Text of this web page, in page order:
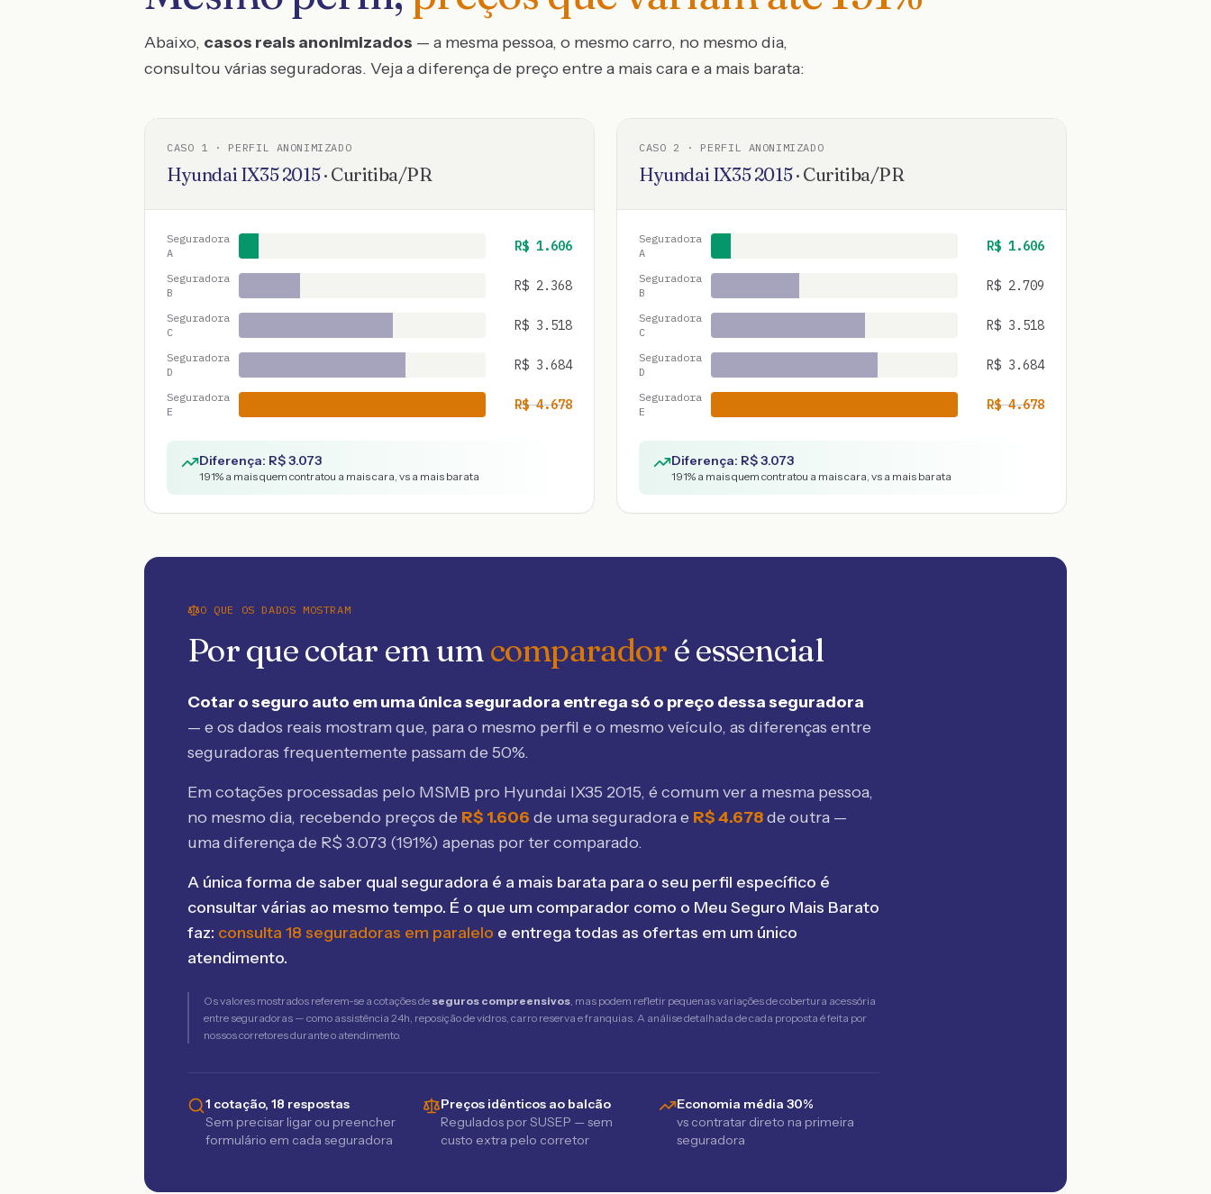
Abaixo, casos reais anonimizados — a mesma pessoa, o mesmo carro, no mesmo dia,
consultou várias seguradoras. Veja a diferença de preço entre a mais cara e a mais barata:
CASO 1 · PERFIL ANONIMIZADO
Hyundai IX352015· Curitiba/PR
Seguradora
A
R$ 1.606
Seguradora
B
R$ 2.368
Seguradora
C
R$ 3.518
Seguradora
D
R$ 3.684
Seguradora
E
R$4.678
Diferença: R$3.073
191% a mais quem contratou a mais cara, vs a mais barata
CASO 2 · PERFIL ANONIMIZADO
Hyundai IX352015· Curitiba/PR
Seguradora
A
R$ 1.606
Seguradora
B
R$ 2.709
Seguradora
C
R$ 3.518
Seguradora
D
R$ 3.684
Seguradora
E
R$4.678
Diferença: R$3.073
191% a mais quem contratou a mais cara, vs a mais barata
O QUE OS DADOS MOSTRAM
Por que cotar em umcomparador é essencial
Cotar o seguro auto em uma única seguradora entrega só o preço dessa seguradora
— e os dados reais mostram que, para o mesmo perfil e o mesmo veículo, as diferenças entre
seguradoras frequentemente passam de 50%.
Em cotações processadas pelo MSMB pro Hyundai IX35 2015, é comum ver a mesma pessoa,
no mesmo dia, recebendo preços de R$ 1.606 de uma seguradora e R$4.678de outra —
uma diferença de R$ 3.073 (191%) apenas por ter comparado.
A única forma de saber qual seguradora é a mais barata para o seu perfil específico é
consultar várias ao mesmo tempo. É o que um comparador como o Meu Seguro Mais Barato
faz: consulta 18 seguradoras em paralelo e entrega todas as ofertas em um único
atendimento.
Os valores mostrados referem-se a cotações de seguros compreensivos, mas podem refletir pequenas variações de cobertura acessória
entre seguradoras — como assistência 24h, reposição de vidros, carro reserva e franquias. A análise detalhada de cada proposta é feita por
nossos corretores durante o atendimento.
1 cotação, 18 respostas
Sem precisar ligar ou preencher
formulário em cada seguradora
Preços idênticos ao balcão
Regulados por SUSEP — sem
custo extra pelo corretor
Economia média 30%
vs contratar direto na primeira
seguradora